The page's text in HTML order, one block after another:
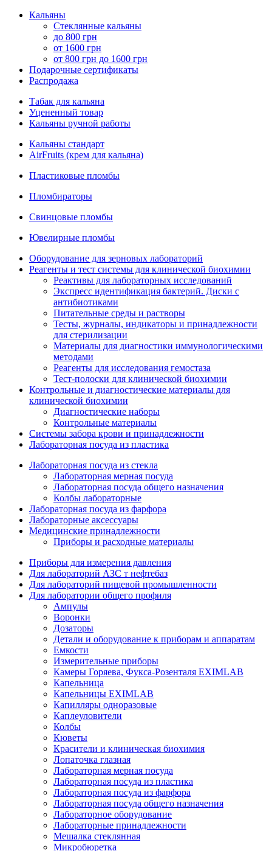
Кальяны
Стеклянные кальяны
до 800 грн
от 1600 грн
от 800 грн до 1600 грн
Подарочные сертификаты
Распродажа
Табак для кальяна
Уцененный товар
Кальяны ручной работы
Кальяны стандарт
AirFruits (крем для кальяна)
Пластиковые пломбы
Пломбираторы
Свинцовые пломбы
Ювелирные пломбы
Оборудование для зерновых лабораторий
Реагенты и тест системы для клинической биохимии
Реактивы для лабораторных исследований
Экспресс идентификация бактерий. Диски с
антибиотиками
Питательные среды и растворы
Тесты, журналы, индикаторы и принадлежности
для стерилизации
Материалы для диагностики иммунологическими
методами
Реагенты для исследования гемостаза
Тест-полоски для клинической биохимии
Контрольные и диагностические материалы для
клинической биохимии
Диагностические наборы
Контрольные материалы
Системы забора крови и принадлежности
Лабораторная посуда из пластика
Лабораторная посуда из стекла
Лабораторная мерная посуда
Лабораторная посуда общего назначения
Колбы лабораторные
Лабораторная посуда из фарфора
Лабораторные аксессуары
Медицинские принадлежности
Приборы и расходные материалы
Приборы для измерения давления
Для лабораторий АЗС т нефтебаз
Для лабораторий пищевой промышленности
Для лаборатории общего профиля
Ампулы
Воронки
Дозаторы
Детали и оборудование к приборам и аппаратам
Емкости
Измерительные приборы
Камеры Горяева, Фукса-Розенталя EXIMLAB
Капельница
Капельницы EXIMLAB
Капилляры одноразовые
Каплеуловители
Колбы
Кюветы
Красители и клиническая биохимия
Лопаточка глазная
Лабораторная мерная посуда
Лабораторная посуда из пластика
Лабораторная посуда из фарфора
Лабораторная посуда общего назначения
Лабораторное оборудование
Лабораторные принадлежности
Мешалка стеклянная
Микробюретка